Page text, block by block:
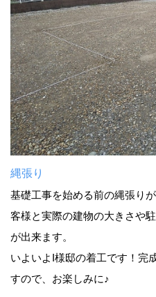
縄張り
基礎工事を始める前の縄張り
客様と実際の建物の大きさや
が出来ます。
いよいよI様邸の着工です！完
すので、お楽しみに♪